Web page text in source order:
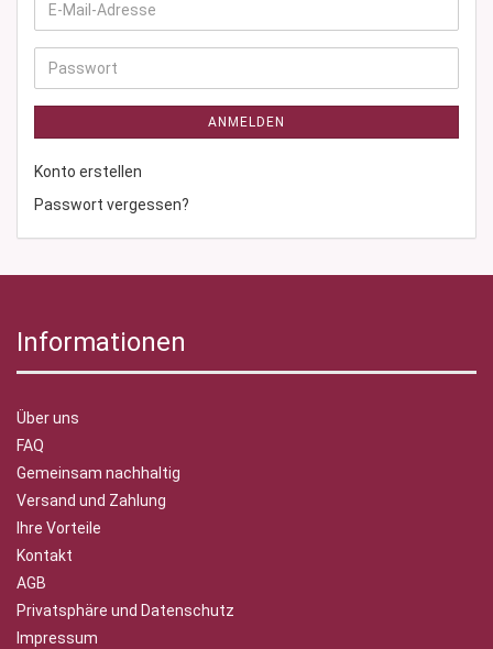
E-
Mail-
Adresse
Passwort
ANMELDEN
Konto erstellen
Passwort vergessen?
Informationen
Über uns
FAQ
Gemeinsam nachhaltig
Versand und Zahlung
Ihre Vorteile
Kontakt
AGB
Privatsphäre und Datenschutz
Impressum